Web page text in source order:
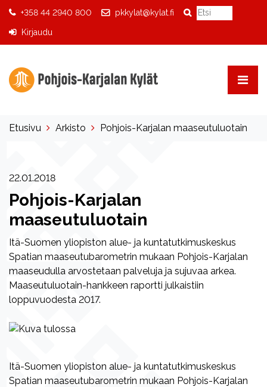
+358 44 2940 800 pkkylat@kylat.fi
Kirjaudu
Etusivu Arkisto Pohjois-Karjalan maaseutuluotain
22.01.2018
Pohjois-Karjalan
maaseutuluotain
Itä-Suomen yliopiston alue- ja kuntatutkimuskeskus
Spatian maaseutubarometrin mukaan Pohjois-Karjalan
maaseudulla arvostetaan palveluja ja sujuvaa arkea.
Maaseutuluotain-hankkeen raportti julkaistiin
loppuvuodesta 2017.
Itä-Suomen yliopiston alue- ja kuntatutkimuskeskus
Spatian maaseutubarometrin mukaan Pohjois-Karjalan